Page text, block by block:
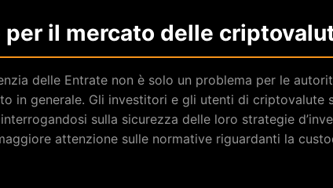
per il mercato delle
delle Entrate non è solo un problema per le
in generale. Gli investitori e gli utenti di criptovalute
sulla sicurezza delle loro strategie
attenzione sulle normative riguardanti la